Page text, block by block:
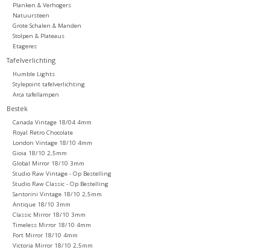
Planken & Verhogers
Natuursteen
Grote Schalen & Manden
Stolpen & Plateaus
Etageres
Tafelverlichting
Humble Lights
Stylepoint tafelverlichting
Arca tafellampen
Bestek
Canada Vintage 18/04 4mm
Royal Retro Chocolate
London Vintage 18/10 4mm
Gioia 18/10 2,5mm
Global Mirror 18/10 3mm
Studio Raw Vintage - Op Bestelling
Studio Raw Classic - Op Bestelling
Santorini Vintage 18/10 2,5mm
Antique 18/10 3mm
Classic Mirror 18/10 3mm
Timeless Mirror 18/10 4mm
Fort Mirror 18/10 4mm
Victoria Mirror 18/10 2,5mm